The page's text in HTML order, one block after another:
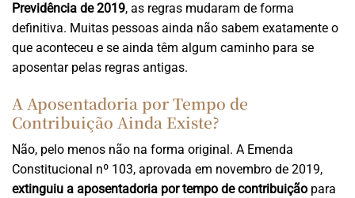
Previdência de 2019, as regras mudaram de forma
definitiva. Muitas pessoas ainda não sabem exatamente o
que aconteceu e se ainda têm algum caminho para se
aposentar pelas regras antigas.
A Aposentadoria por Tempo de
Contribuição Ainda Existe?
Não, pelo menos não na forma original. A Emenda
Constitucional nº 103, aprovada em novembro de 2019,
extinguiu a aposentadoria por tempo de contribuição para